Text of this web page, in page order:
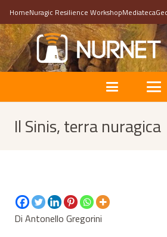
HomeNuragic Resilience WorkshopMediateca
Il Sinis, terra nuragica
Di Antonello Gregorini